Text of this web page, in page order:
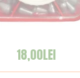
18,00LEI